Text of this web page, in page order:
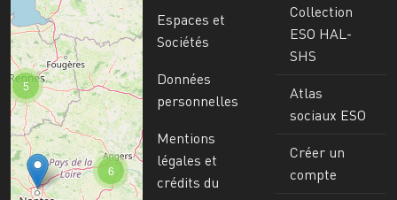
6
5
Espaces et
Sociétés
Données
personnelles
Mentions
légales et
crédits du
Collection
ESO HAL-
SHS
Atlas
sociaux ESO
Créer un
compte